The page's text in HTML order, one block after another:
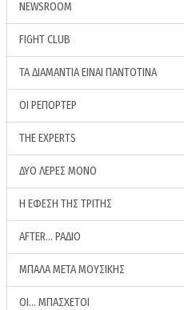
NEWSROOM
FIGHT CLUB
ΤΑ ΔΙΑΜΑΝΤΙΑ ΕΙΝΑΙ ΠΑΝΤΟΤΙΝΑ
ΟΙ ΡΕΠΟΡΤΕΡ
THE EXPERTS
ΔΥΟ ΛΕΡΕΣ ΜΟΝΟ
Η ΕΦΕΣΗ ΤΗΣ ΤΡΙΤΗΣ
AFTER… ΡΑΔΙΟ
ΜΠΑΛΑ ΜΕΤΑ ΜΟΥΣΙΚΗΣ
ΟΙ… ΜΠΑΣΧΕΤΟΙ